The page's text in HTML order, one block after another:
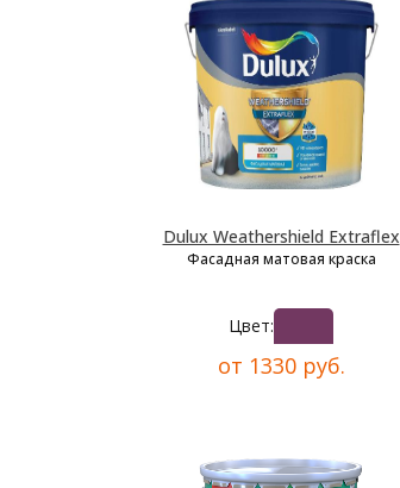
Dulux Weathershield Extraflex
Фасадная матовая краска
Цвет:
от 1330 руб.